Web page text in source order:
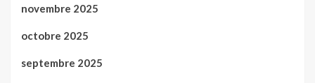
novembre 2025
octobre 2025
septembre 2025